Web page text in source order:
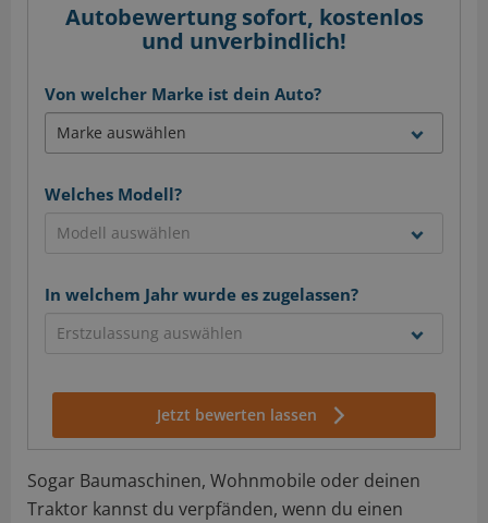
Autobewertung sofort, kostenlos
und unverbindlich!
Von welcher Marke ist dein Auto?
Welches Modell?
In welchem Jahr wurde es zugelassen?
Jetzt bewerten lassen
Sogar Baumaschinen, Wohnmobile oder deinen
Traktor kannst du verpfänden, wenn du einen